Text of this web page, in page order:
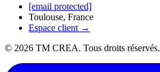
[email protected]
Toulouse, France
Espace client →
© 2026 TM CREA. Tous droits réservés.